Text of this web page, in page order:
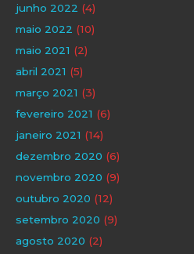
junho 2022 (4)
maio 2022 (10)
maio 2021 (2)
abril 2021 (5)
março 2021 (3)
fevereiro 2021 (6)
janeiro 2021 (14)
dezembro 2020 (6)
novembro 2020 (9)
outubro 2020 (12)
setembro 2020 (9)
agosto 2020 (2)